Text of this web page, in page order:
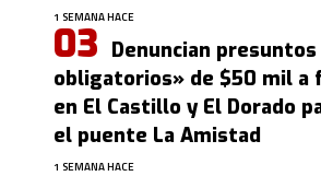
1 SEMANA HACE
Denuncian
obligatorios» de $50 mil a
en El Castillo y El Dorado
el puente La Amistad
1 SEMANA HACE